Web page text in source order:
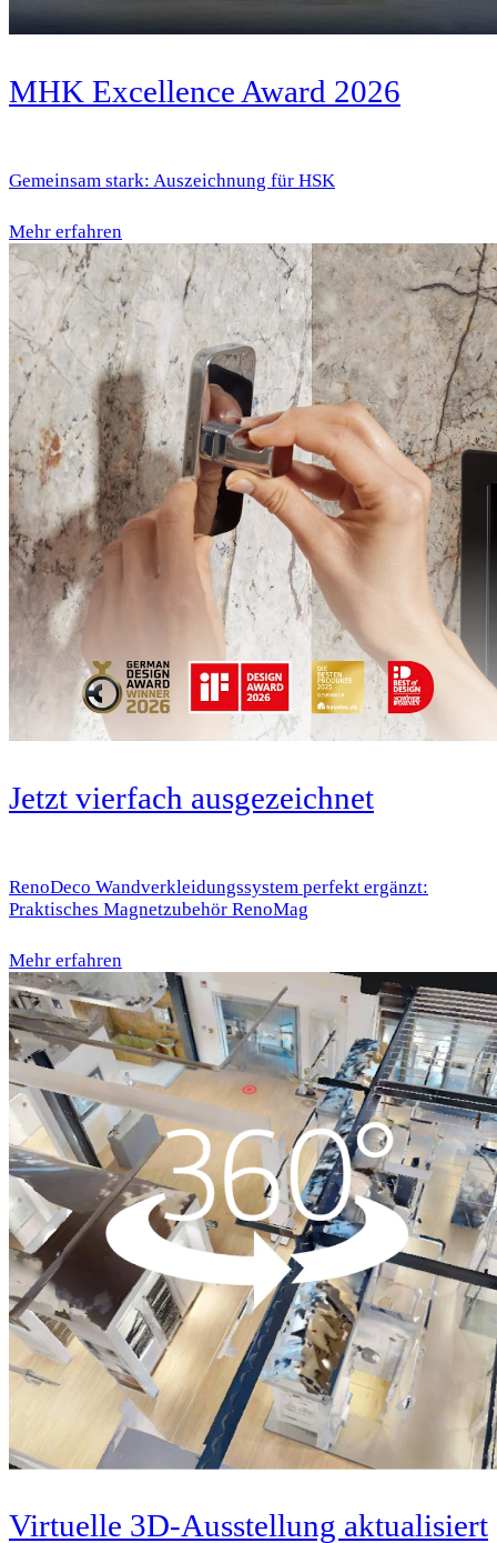
MHK Excellence Award 2026
Gemeinsam stark: Auszeichnung für HSK
Mehr erfahren
Jetzt vierfach ausgezeichnet
RenoDeco Wandverkleidungssystem perfekt ergänzt:
Praktisches Magnetzubehör RenoMag
Mehr erfahren
Virtuelle 3D-Ausstellung aktualisiert